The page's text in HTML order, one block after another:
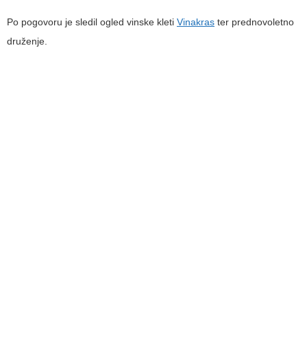
Po pogovoru je sledil ogled vinske kleti Vinakras ter prednovoletno
druženje.